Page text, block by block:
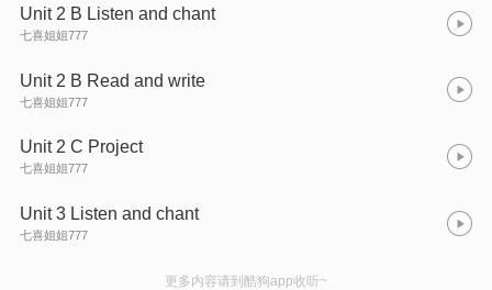
Unit 2 B Listen and chant
七喜姐姐777
Unit 2 B Read and write
七喜姐姐777
Unit 2 C Project
七喜姐姐777
Unit 3 Listen and chant
七喜姐姐777
更多内容请到酷狗app收听~